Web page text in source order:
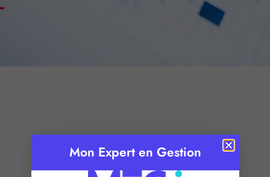
Publié le :
Mon Expert en Gestion